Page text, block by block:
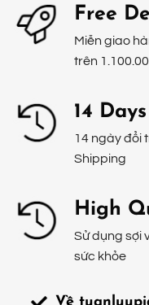
Free
Miễn giao
trên
14
14 ngày đổi
Shipping
High
Sử dụng sợi
sức khỏe